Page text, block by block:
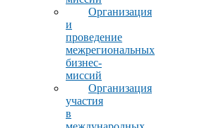
Организация
и
проведение
межрегиональных
бизнес-
миссий
Организация
участия
в